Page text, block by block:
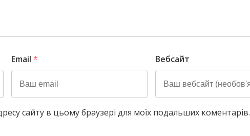
Email * Вебсайт
сайту в цьому браузері для моїх подальших коментарів.